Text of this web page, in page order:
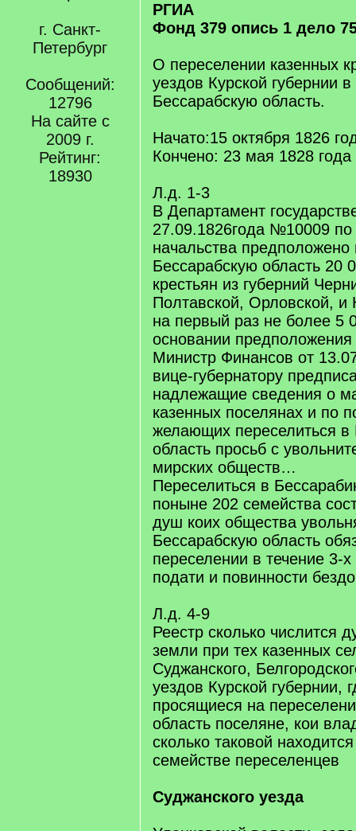
г. Санкт-
Петербург
Сообщений:
12796
На сайте с
2009 г.
Рейтинг:
18930
РГИА
Фонд 379 опись 1 дело
О переселении казенных
уездов Курской губернии
Бессарабскую область.
Начато:15 октября 1826
Кончено: 23 мая 1828 года
Л.д. 1-3
В Департамент
27.09.1826года №10009
начальства предположено
Бессарабскую область 20
крестьян из губерний
Полтавской, Орловской, и
на первый раз не более 5
основании предположения
Министр Финансов от
вице-губернатору
надлежащие сведения о
казенных поселянах и по
желающих переселиться в
область просьб с
мирских обществ…
Переселиться в
поныне 202 семейства
душ коих общества
Бессарабскую область
переселении в течение 3-х
подати и повинности
Л.д. 4-9
Реестр сколько числится
земли при тех казенных
Суджанского,
уездов Курской губернии,
просящиеся на
область поселяне, кои
сколько таковой
семействе переселенцев
Суджанского уезда